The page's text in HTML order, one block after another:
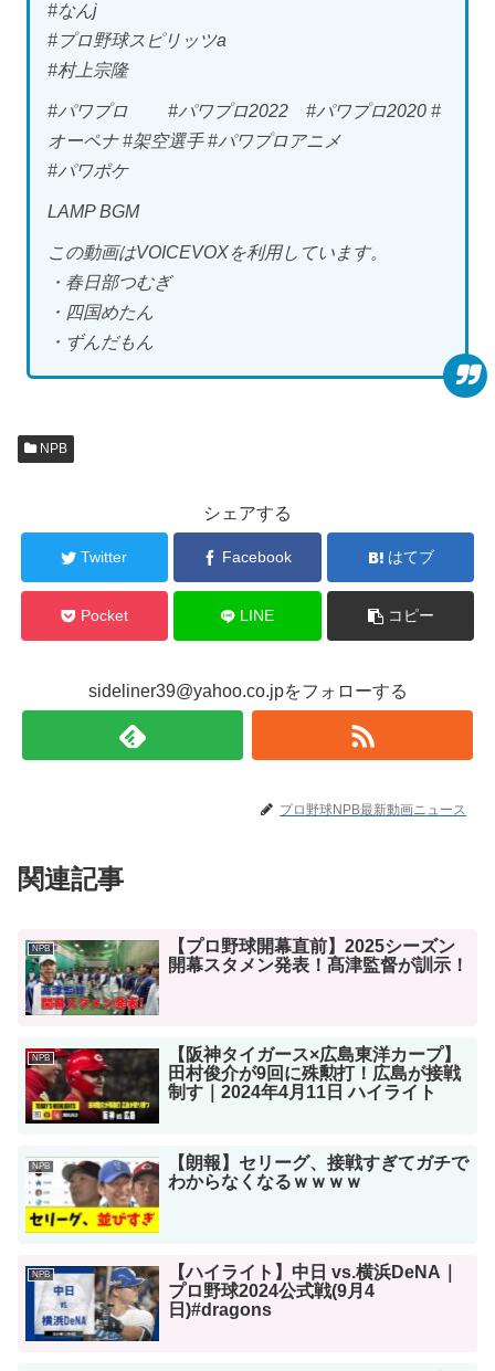
#なんj
#プロ野球スピリッツa
#村上宗隆
#パワプロ #パワプロ2022 #パワプロ2020 #
オーペナ #架空選手 #パワプロアニメ
#パワポケ
LAMP BGM
この動画はVOICEVOXを利用しています。
・春日部つむぎ
・四国めたん
・ずんだもん
NPB
シェアする
Twitter Facebook はてブ
Pocket LINE コピー
sideliner39@yahoo.co.jpをフォローする
プロ野球NPB最新動画ニュース
関連記事
NPB
【プロ野球開幕直前】2025シーズン
開幕スタメン発表！髙津監督が訓示！
NPB
【阪神タイガース×広島東洋カープ】
田村俊介が9回に殊勲打！広島が接戦
制す｜2024年4月11日 ハイライト
NPB
【朗報】セリーグ、接戦すぎてガチで
わからなくなるｗｗｗｗ
NPB
【ハイライト】中日 vs.横浜DeNA｜
プロ野球2024公式戦(9月4
日)#dragons